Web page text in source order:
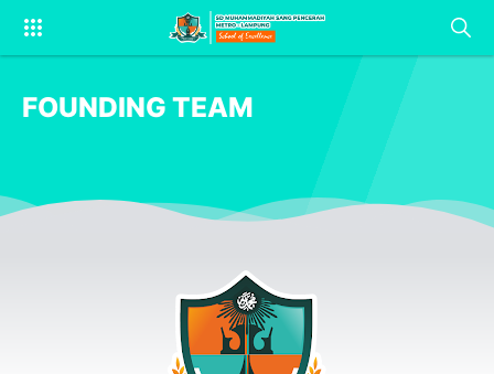
FOUNDING TEAM